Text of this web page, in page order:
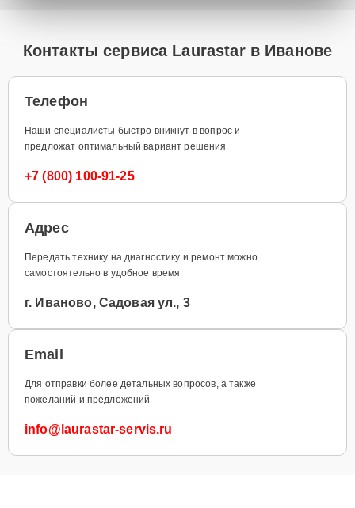
Контакты сервиса Laurastar в Иванове
Телефон
Наши специалисты быстро вникнут в вопрос и
предложат оптимальный вариант решения
+7 (800) 100-91-25
Адрес
Передать технику на диагностику и ремонт можно
самостоятельно в удобное время
г. Иваново, Садовая ул., 3
Email
Для отправки более детальных вопросов, а также
пожеланий и предложений
info@laurastar-servis.ru